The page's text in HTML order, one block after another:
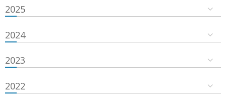
2025
2024
2023
2022